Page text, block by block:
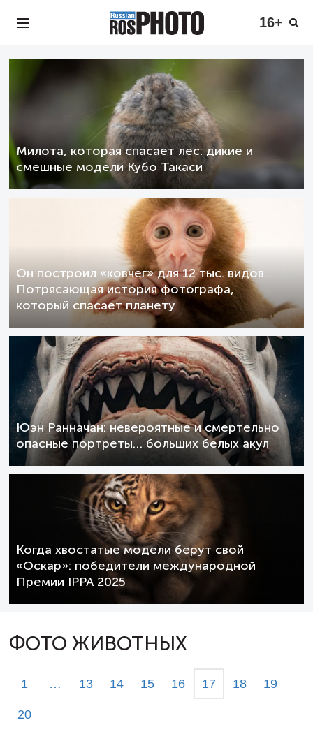
16+
Милота, которая спасает лес: дикие и
смешные модели Кубо Такаси
Он построил «ковчег» для 12 тыс. видов.
Потрясающая история фотографа,
который спасает планету
Юэн Ранначан: невероятные и смертельно
опасные портреты… больших белых акул
Когда хвостатые модели берут свой
«Оскар»: победители международной
Премии IPPA 2025
ФОТО ЖИВОТНЫХ
1 … 13 14 15 16 17 18 19
20